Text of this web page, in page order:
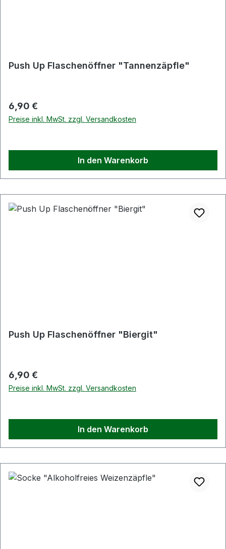
Push Up Flaschenöffner "Tannenzäpfle"
Regulärer Preis:
6,90 €
Preise inkl. MwSt. zzgl. Versandkosten
In den Warenkorb
Push Up Flaschenöffner "Biergit"
Regulärer Preis:
6,90 €
Preise inkl. MwSt. zzgl. Versandkosten
In den Warenkorb